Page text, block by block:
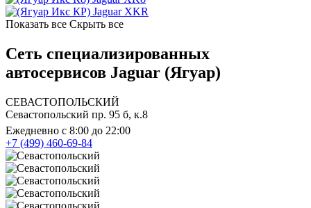
Jaguar XKR
Показать все Скрыть все
Сеть специализированных
автосервисов Jaguar (Ягуар)
СЕВАСТОПОЛЬСКИЙ
Севастопольский пр. 95 б, к.8
Ежедневно с 8:00 до 22:00
+7 (499) 460-69-84